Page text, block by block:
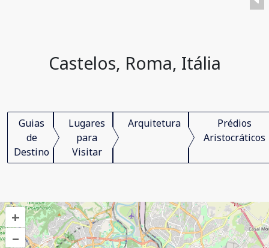
Castelos, Roma, Itália
Guias
de
Destino
Lugares
para
Visitar
Arquitetura
Prédios
Aristocráticos
+
–